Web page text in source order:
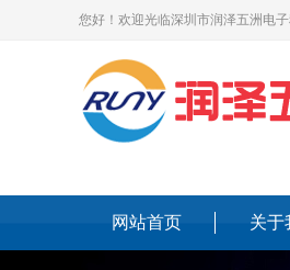
您好！欢迎光临深圳市润泽五洲电
网站首页 关于